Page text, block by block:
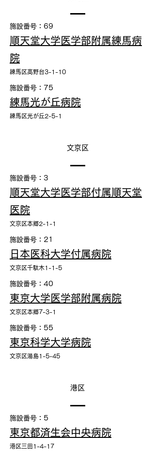
施設番号：69
順天堂大学医学部附属練馬病
院
練馬区高野台3-1-10
施設番号：75
練馬光が丘病院
練馬区光が丘2-5-1
文京区
施設番号：3
順天堂大学医学部付属順天堂
医院
文京区本郷2-1-1
施設番号：21
日本医科大学付属病院
文京区千駄木1-1-5
施設番号：40
東京大学医学部附属病院
文京区本郷7-3-1
施設番号：55
東京科学大学病院
文京区湯島1-5-45
港区
施設番号：5
東京都済生会中央病院
港区三田1-4-17